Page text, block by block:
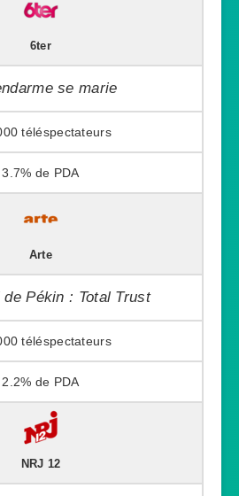
6ter
se marie
3.7%
Arte
Pékin : Total Trust
2.2%
NRJ 12